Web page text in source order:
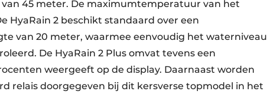
45 meter. De maximumtemperatuur van het
HyaRain 2 beschikt standaard over een
van 20 meter, waarmee eenvoudig het waterniveau
De HyaRain 2 Plus omvat tevens een
weergeeft op de display. Daarnaast worden
relais doorgegeven bij dit kersverse topmodel in het